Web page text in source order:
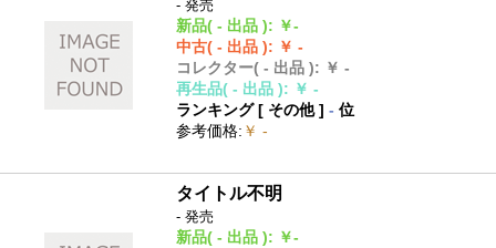
- 発売
新品( - 出品 ): ￥-
中古( - 出品 ): ￥ -
コレクター( - 出品 ): ￥ -
再生品( - 出品 ): ￥ -
ランキング [ その他]- 位
参考価格: ￥ -
タイトル不明
- 発売
新品( - 出品 ): ￥-